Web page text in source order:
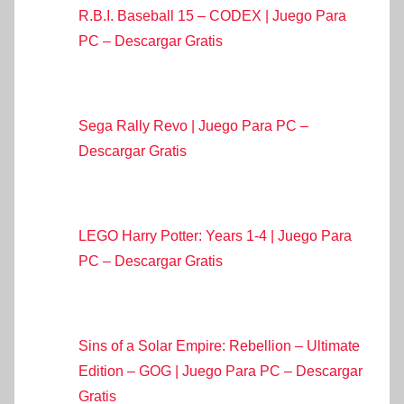
R.B.I. Baseball 15 – CODEX | Juego Para
PC – Descargar Gratis
Sega Rally Revo | Juego Para PC –
Descargar Gratis
LEGO Harry Potter: Years 1-4 | Juego Para
PC – Descargar Gratis
Sins of a Solar Empire: Rebellion – Ultimate
Edition – GOG | Juego Para PC – Descargar
Gratis